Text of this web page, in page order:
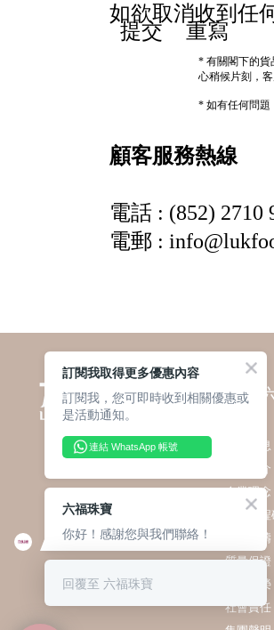
關於
最新消息
集團簡介
企業理念
發展里
業務範疇
質量保證
獎項殊榮
社會責任
訂閱我取得更多優惠內容
訂閱我，您可即時收到相關優惠或
是活動通知。
連結 WhatsApp 帳號
六福珠寶
你好！感謝您與我們聯絡！
回覆至 六福珠寶